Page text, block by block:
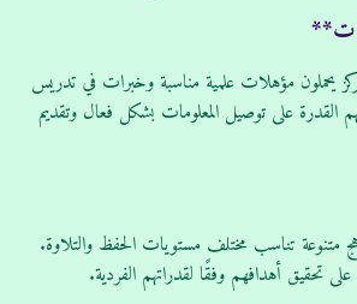
يحملون مؤهلات علمية مناسبة وخبرات في تدريس
القدرة على توصيل المعلومات بشكل فعال وتقديم
متنوعة تناسب مختلف مستويات الحفظ والتلاوة.
على تحقيق أهدافهم وفقًا لقدراتهم الفردية.